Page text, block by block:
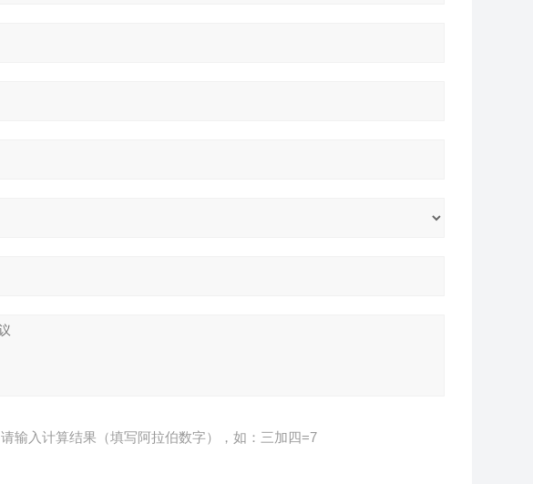
请输入计算结果（填写阿拉伯数字），如：三加四=7